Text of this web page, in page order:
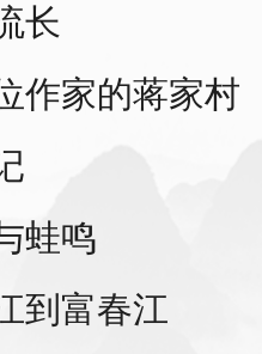
长
作家的蒋家村
蛙鸣
到富春江